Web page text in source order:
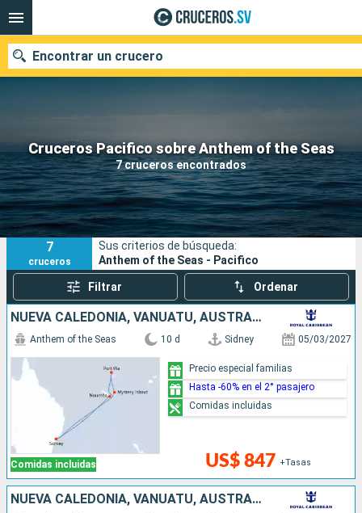
Cruceros Pacifico sobre Anthem of the Seas
7 cruceros encontrados
Encontrar un crucero
Nuestros destinos
Fecha de salida
Puertos Compañías
Buscar
7
cruceros
Sus criterios de búsqueda:
Anthem of the Seas - Pacifico
Filtrar Ordenar
NUEVA CALEDONIA, VANUATU, AUSTRALIA
Comidas incluidas
Anthem of the Seas 10 d Sidney 05/03/2027
US$ 847 +Tasas
Precio especial familias
Hasta -60% en el 2° pasajero
Comidas incluidas
NUEVA CALEDONIA, VANUATU, AUSTRALIA